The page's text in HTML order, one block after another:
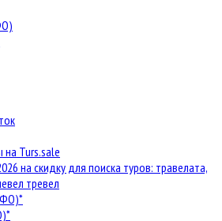
на Turs.sale
на скидку для поиска туров: травелата,
тревел